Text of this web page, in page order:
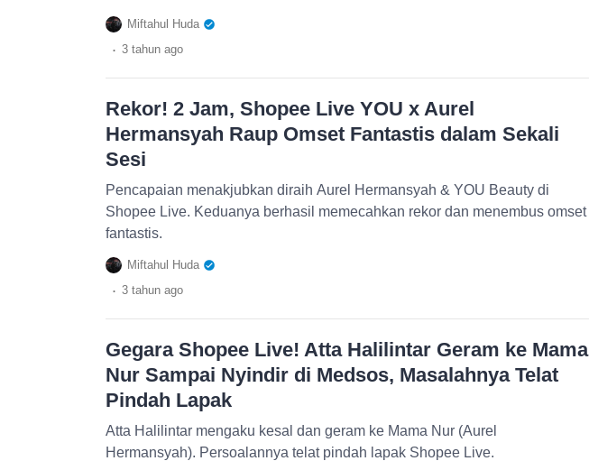
Miftahul Huda
. 3 tahun ago
Rekor! 2 Jam, Shopee Live YOU x Aurel
Hermansyah Raup Omset Fantastis dalam Sekali
Sesi
Pencapaian menakjubkan diraih Aurel Hermansyah & YOU Beauty di
Shopee Live. Keduanya berhasil memecahkan rekor dan menembus omset
fantastis.
Miftahul Huda
. 3 tahun ago
Gegara Shopee Live! Atta Halilintar Geram ke Mama
Nur Sampai Nyindir di Medsos, Masalahnya Telat
Pindah Lapak
Atta Halilintar mengaku kesal dan geram ke Mama Nur (Aurel
Hermansyah). Persoalannya telat pindah lapak Shopee Live.